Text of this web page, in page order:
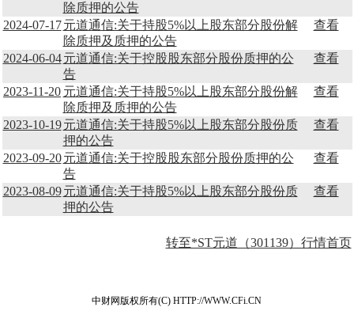
除质押的公告
2024-07-17 元道通信:关于持股5%以上股东部分股份解
除质押及质押的公告
查看
2024-06-04 元道通信:关于控股股东部分股份质押的公
告
查看
2023-11-20 元道通信:关于持股5%以上股东部分股份解
除质押及质押的公告
查看
2023-10-19 元道通信:关于持股5%以上股东部分股份质
押的公告
查看
2023-09-20 元道通信:关于控股股东部分股份质押的公
告
查看
2023-08-09 元道通信:关于持股5%以上股东部分股份质
押的公告
查看
转至*ST元道（301139）行情首页
中财网版权所有(C) HTTP://WWW.CFi.CN